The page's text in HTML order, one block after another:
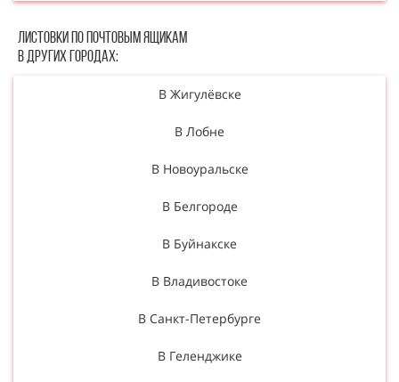
Листовки по почтовым ящикам
в других городах:
В Жигулёвске
В Лобне
В Новоуральске
В Белгороде
В Буйнакске
В Владивостоке
В Санкт-Петербурге
В Геленджике